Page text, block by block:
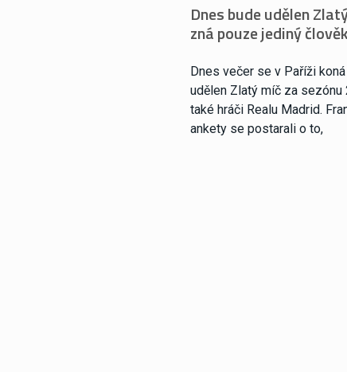
Dnes bude udělen
zná pouze jediný
Dnes večer se v Paříži
udělen Zlatý míč za
také hráči Realu Madrid.
ankety se postarali o to,